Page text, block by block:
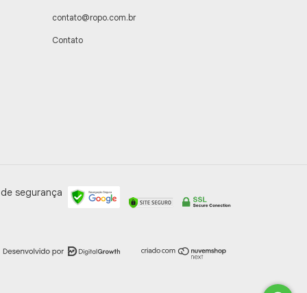
contato@ropo.com.br
Contato
segurança